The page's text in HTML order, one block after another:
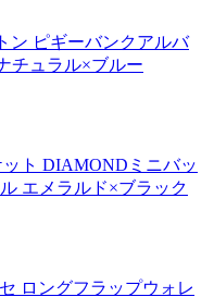
ン ピギーバンクアルバ
チュラル×ブルー
ト DIAMONDミニバッ
エメラルド×ブラック
ロングフラップウォレ